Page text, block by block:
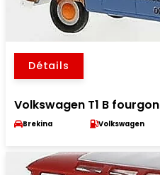
Détails
Volkswagen T1 B
Brekina Volkswagen